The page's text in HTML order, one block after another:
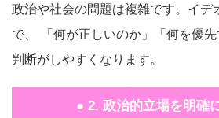
政治や社会の問題は複雑です。イデ
で、 「何が正しいのか」「何を優
判断がしやすくなります。
● 2. 政治的立場を明確